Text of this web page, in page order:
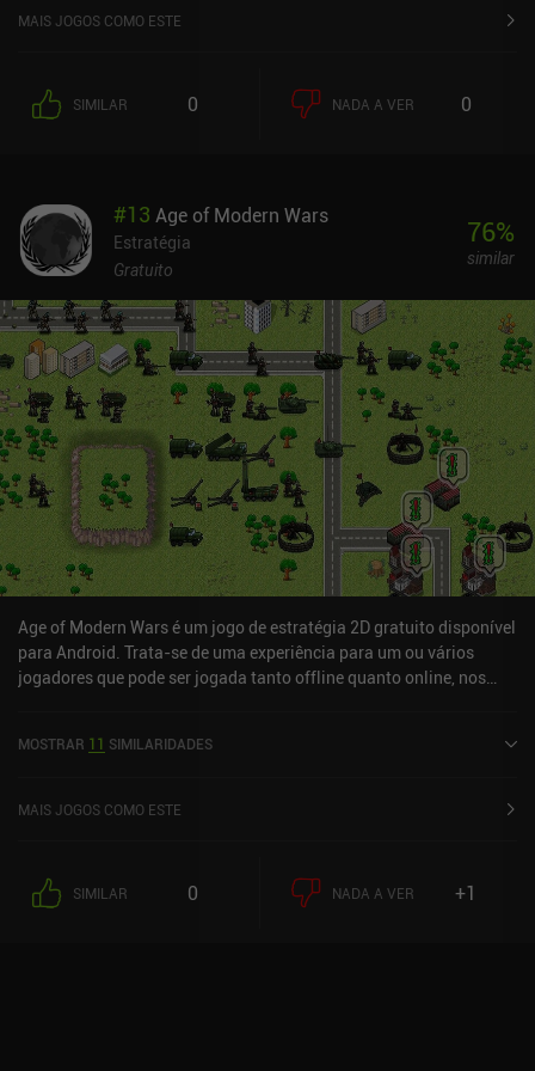
MAIS JOGOS COMO ESTE
SIMILAR 0 NADA A VER 0
#13 Age of Modern Wars
Estratégia
Gratuito
76%
similar
Age of Modern Wars é um jogo de estratégia 2D gratuito disponível
para Android. Trata-se de uma experiência para um ou vários
jogadores que pode ser jogada tanto offline quanto online, nos
lançado em novembro de 2021 e tem uma avaliação atual de 4,7
MOSTRAR 11 SIMILARIDADES
MAIS JOGOS COMO ESTE
SIMILAR 0 NADA A VER +1